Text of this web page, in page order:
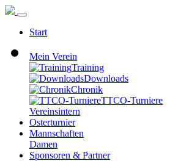
Start
Mein Verein
Training
Downloads
Chronik
TTCO-Turniere
Vereinsintern
Osterturnier
Mannschaften
Damen
Sponsoren & Partner